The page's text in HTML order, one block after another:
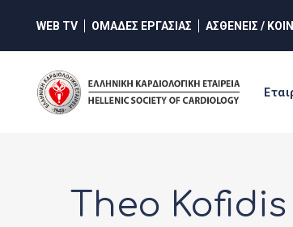
content
WEB TV ΟΜΑΔΕΣ ΕΡΓΑΣΙΑΣ ΑΣΘΕΝΕΙΣ /
Theo Kofidis